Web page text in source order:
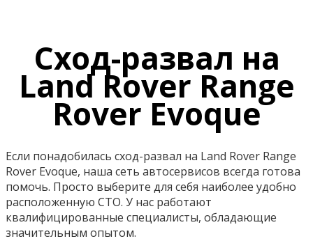
Сход-развал на
Land Rover Range
Rover Evoque
Если понадобилась сход-развал на Land Rover Range
Rover Evoque, наша сеть автосервисов всегда готова
помочь. Просто выберите для себя наиболее удобно
расположенную СТО. У нас работают
квалифицированные специалисты, обладающие
значительным опытом.